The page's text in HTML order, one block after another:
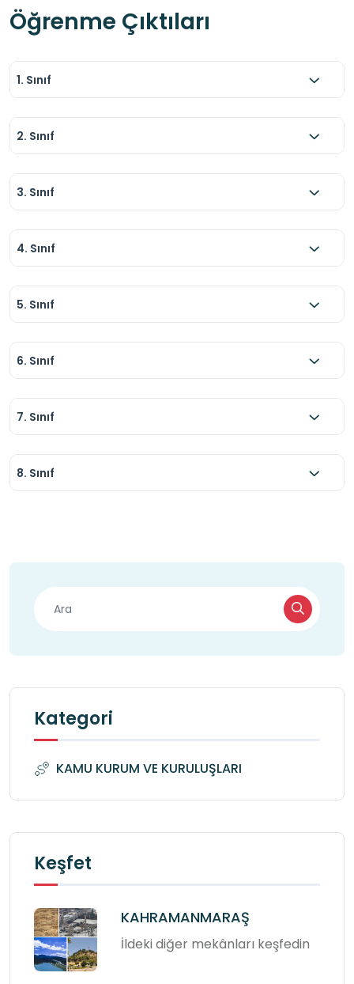
Öğrenme Çıktıları
1. Sınıf
2. Sınıf
3. Sınıf
4. Sınıf
5. Sınıf
6. Sınıf
7. Sınıf
8. Sınıf
Kategori
KAMU KURUM VE KURULUŞLARI
Keşfet
KAHRAMANMARAŞ
İldeki diğer mekânları keşfedin